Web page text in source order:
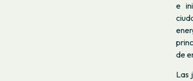
e
de
Las